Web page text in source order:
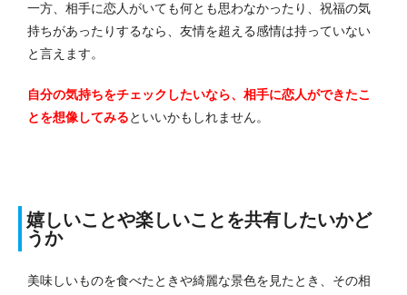
一方、相手に恋人がいても何とも思わなかったり、祝福の気
持ちがあったりするなら、友情を超える感情は持っていない
と言えます。
自分の気持ちをチェックしたいなら、相手に恋人ができたこ
とを想像してみるといいかもしれません。
嬉しいことや楽しいことを共有したいかど
うか
美味しいものを食べたときや綺麗な景色を見たとき、その相